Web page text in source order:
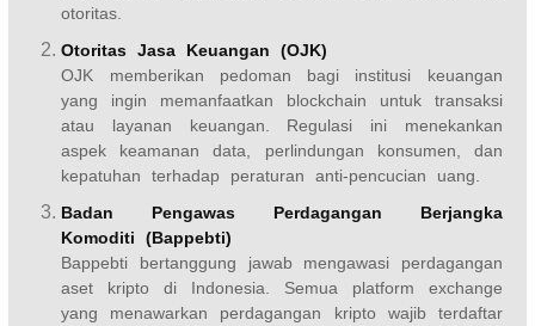
otoritas.
Otoritas Jasa Keuangan (OJK)
OJK memberikan pedoman bagi institusi keuangan
yang ingin memanfaatkan blockchain untuk transaksi
atau layanan keuangan. Regulasi ini menekankan
aspek keamanan data, perlindungan konsumen, dan
kepatuhan terhadap peraturan anti-pencucian uang.
Badan Pengawas Perdagangan Berjangka
Komoditi (Bappebti)
Bappebti bertanggung jawab mengawasi perdagangan
aset kripto di Indonesia. Semua platform exchange
yang menawarkan perdagangan kripto wajib terdaftar